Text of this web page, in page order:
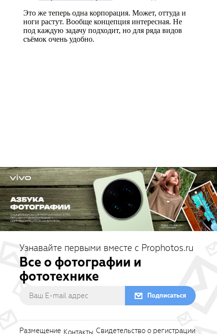
Узнавайте первыми вместе с Prophotos.ru
Все о фотографии и
фототехнике
Подписаться
Размещение Свидетельство о регистрации